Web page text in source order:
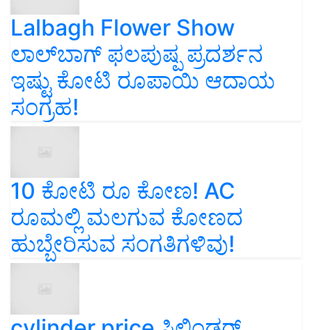
Lalbagh Flower Show
ಲಾಲ್‌ಬಾಗ್ ಫಲಪುಷ್ಪ ಪ್ರದರ್ಶನ
ಇಷ್ಟು ಕೋಟಿ ರೂಪಾಯಿ ಆದಾಯ
ಸಂಗ್ರಹ!
10 ಕೋಟಿ ರೂ ಕೋಣ! AC
ರೂಮಲ್ಲಿ ಮಲಗುವ ಕೋಣದ
ಹುಬ್ಬೇರಿಸುವ ಸಂಗತಿಗಳಿವು!